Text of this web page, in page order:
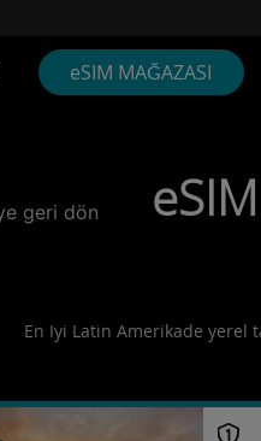
eSIM MAĞAZASI
geri dön
En Iyi Latin Amerikade yerel